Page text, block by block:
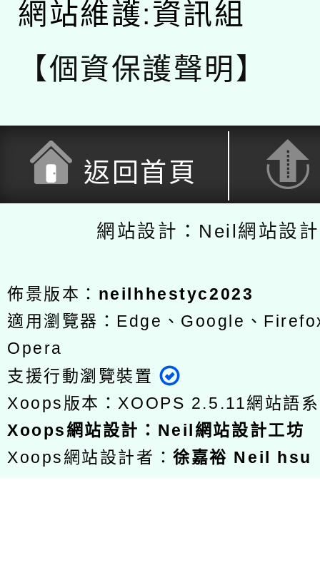
網站維護:資訊組
【個資保護聲明】
返回首頁
網站設計：Neil網站設
佈景版本： neilhhestyc2023
適用瀏覽器：Edge、Google、
Opera
支援行動瀏覽裝置
Xoops版本： XOOPS 2.5.11網站語
Xoops網站設計 ： Neil網站設計工坊
Xoops網站設計者：徐嘉裕 Neil hsu